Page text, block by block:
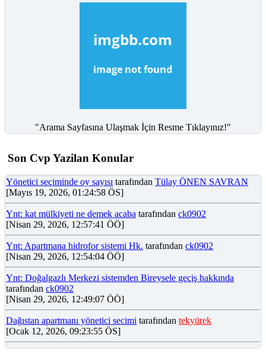
"Arama Sayfasına Ulaşmak İçin Resme Tıklayınız!"
Son Cvp Yazilan Konular
Yönetici seçiminde oy sayısı tarafından Tülay ÖNEN SAVRAN
[Mayıs 19, 2026, 01:24:58 ÖS]
Ynt: kat mülkiyeti ne demek acaba tarafından ck0902
[Nisan 29, 2026, 12:57:41 ÖÖ]
Ynt: Apartmana hidrofor sistemi Hk. tarafından ck0902
[Nisan 29, 2026, 12:54:04 ÖÖ]
Ynt: Doğalgazlı Merkezi sistemden Bireysele geçiş hakkında
tarafından ck0902
[Nisan 29, 2026, 12:49:07 ÖÖ]
Dağıstan apartmanı yönetici secimi tarafından tekyürek
[Ocak 12, 2026, 09:23:55 ÖS]